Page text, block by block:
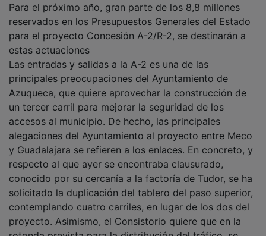
Para el próximo año, gran parte de los 8,8 millones
reservados en los Presupuestos Generales del Estado
para el proyecto Concesión A-2/R-2, se destinarán a
estas actuaciones
Las entradas y salidas a la A-2 es una de las
principales preocupaciones del Ayuntamiento de
Azuqueca, que quiere aprovechar la construcción de
un tercer carril para mejorar la seguridad de los
accesos al municipio. De hecho, las principales
alegaciones del Ayuntamiento al proyecto entre Meco
y Guadalajara se refieren a los enlaces. En concreto, y
respecto al que ayer se encontraba clausurado,
conocido por su cercanía a la factoría de Tudor, se ha
solicitado la duplicación del tablero del paso superior,
contemplando cuatro carriles, en lugar de los dos del
proyecto. Asimismo, el Consistorio quiere que en la